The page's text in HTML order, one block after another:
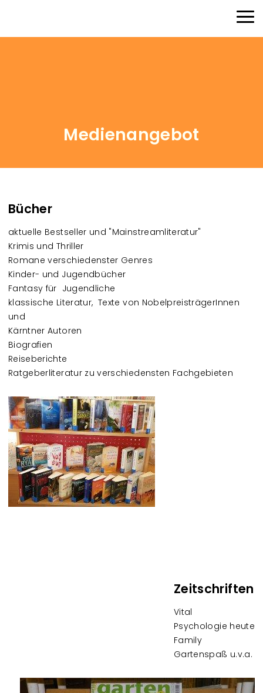
Medienangebot
Bücher
aktuelle Bestseller und "Mainstreamliteratur"
Krimis und Thriller
Romane verschiedenster Genres
Kinder- und Jugendbücher
Fantasy für Jugendliche
klassische Literatur, Texte von NobelpreisträgerInnen
und
Kärntner Autoren
Biografien
Reiseberichte
Ratgeberliteratur zu verschiedensten Fachgebieten
Zeitschriften
Vital
Psychologie heute
Family
Gartenspaß u.v.a.